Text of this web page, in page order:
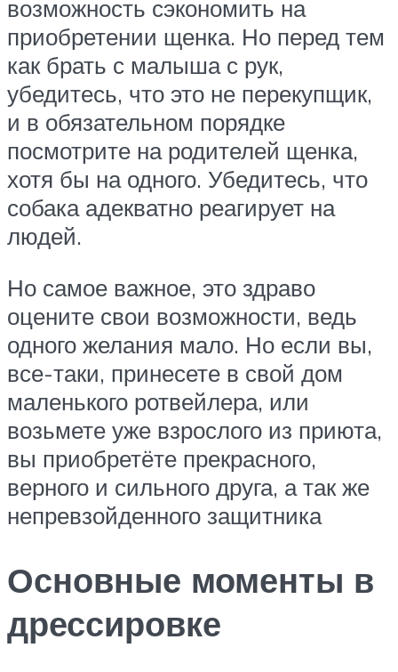
возможность сэкономить на
приобретении щенка. Но перед тем
как брать с малыша с рук,
убедитесь, что это не перекупщик,
и в обязательном порядке
посмотрите на родителей щенка,
хотя бы на одного. Убедитесь, что
собака адекватно реагирует на
людей.
Но самое важное, это здраво
оцените свои возможности, ведь
одного желания мало. Но если вы,
все-таки, принесете в свой дом
маленького ротвейлера, или
возьмете уже взрослого из приюта,
вы приобретёте прекрасного,
верного и сильного друга, а так же
непревзойденного защитника
Основные моменты в
дрессировке